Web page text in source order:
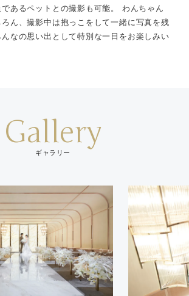
あるペットとの撮影も可能。 わんちゃん
ん、撮影中は抱っこをして一緒に写真を残
なの思い出として特別な一日をお楽しみい
Gallery
ギャラリー